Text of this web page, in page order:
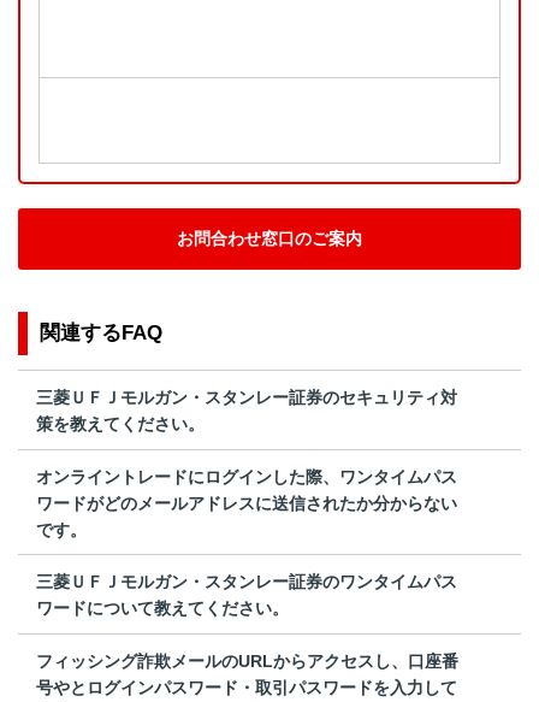
お問合わせ窓口のご案内
関連するFAQ
三菱ＵＦＪモルガン・スタンレー証券のセキュリティ対
策を教えてください。
オンライントレードにログインした際、ワンタイムパス
ワードがどのメールアドレスに送信されたか分からない
です。
三菱ＵＦＪモルガン・スタンレー証券のワンタイムパス
ワードについて教えてください。
フィッシング詐欺メールのURLからアクセスし、口座番
号やとログインパスワード・取引パスワードを入力して